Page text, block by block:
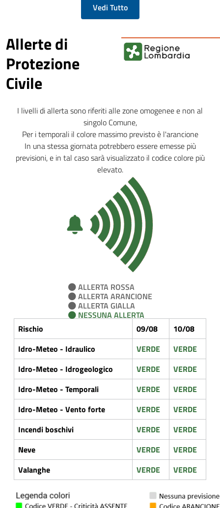
Vedi Tutto
Allerte di
Protezione
Civile
I livelli di allerta sono riferiti alle zone omogenee e non al
singolo Comune,
Per i temporali il colore massimo previsto è l'arancione
In una stessa giornata potrebbero essere emesse più
previsioni, e in tal caso sarà visualizzato il codice colore più
elevato.
ALLERTA ROSSA
ALLERTA ARANCIONE
ALLERTA GIALLA
NESSUNA ALLERTA
Rischio
09/08
10/08
Idro-Meteo - Idraulico
VERDE
VERDE
Idro-Meteo - Idrogeologico
VERDE
VERDE
Idro-Meteo - Temporali
VERDE
VERDE
Idro-Meteo - Vento forte
VERDE
VERDE
Incendi boschivi
VERDE
VERDE
Neve
VERDE
VERDE
Valanghe
VERDE VERDE